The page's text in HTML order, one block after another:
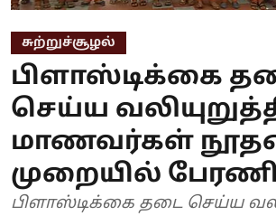
சுற்றுச்சூழல்
பிளாஸ்டிக்கை
செய்ய
மாணவர்கள்
முறையில் பேரணி
பிளாஸ்டிக்கை தடை செய்ய